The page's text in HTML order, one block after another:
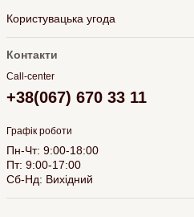
Користувацька угода
Контакти
Call-center
+38(067) 670 33 11
Графік роботи
Пн-Чт: 9:00-18:00
Пт: 9:00-17:00
Сб-Нд: Вихідний